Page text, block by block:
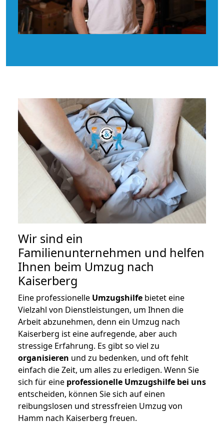
Wir sind ein
Familienunternehmen und helfen
Ihnen beim Umzug nach
Kaiserberg
Eine professionelle Umzugshilfe bietet eine
Vielzahl von Dienstleistungen, um Ihnen die
Arbeit abzunehmen, denn ein Umzug nach
Kaiserberg ist eine aufregende, aber auch
stressige Erfahrung. Es gibt so viel zu
organisieren und zu bedenken, und oft fehlt
einfach die Zeit, um alles zu erledigen. Wenn Sie
sich für eine professionelle Umzugshilfe bei uns
entscheiden, können Sie sich auf einen
reibungslosen und stressfreien Umzug von
Hamm nach Kaiserberg freuen.